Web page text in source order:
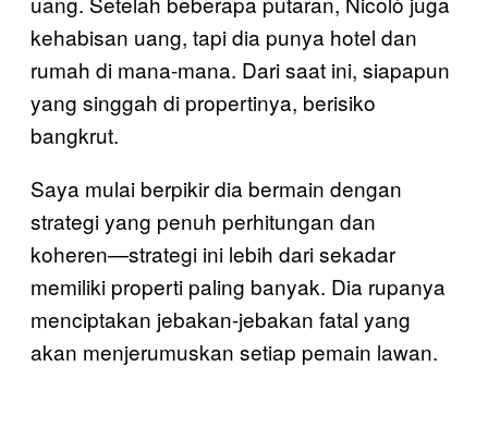
kehabisan uang, tapi dia punya hotel dan
rumah di mana-mana. Dari saat ini, siapapun
yang singgah di propertinya, berisiko
bangkrut.
Saya mulai berpikir dia bermain dengan
strategi yang penuh perhitungan dan
koheren—strategi ini lebih dari sekadar
memiliki properti paling banyak. Dia rupanya
menciptakan jebakan-jebakan fatal yang
akan menjerumuskan setiap pemain lawan.